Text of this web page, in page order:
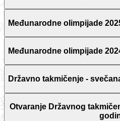
Međunarodne olimpijade
Međunarodne olimpijade
Državno takmičenje -
Otvaranje Državnog